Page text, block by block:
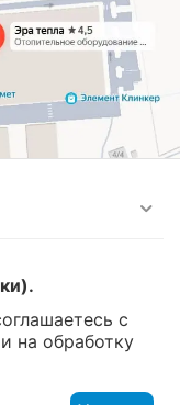
отопительных
с
и на обработку